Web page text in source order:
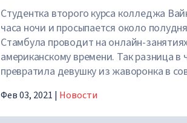
Студентка второго курса колледжа
часа ночи и просыпается около
Стамбула проводит на онлайн-
американскому времени. Так разница
превратила девушку из жаворонка в
Фев 03, 2021 | Новости